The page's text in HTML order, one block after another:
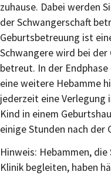
zuhause. Dabei werden
der Schwangerschaft
Geburtsbetreuung ist
Schwangere wird bei
betreut. In der
eine weitere Hebamme
jederzeit eine Verlegung
Kind in einem
einige Stunden nach der
Hinweis: Hebammen,
Klinik begleiten, haben